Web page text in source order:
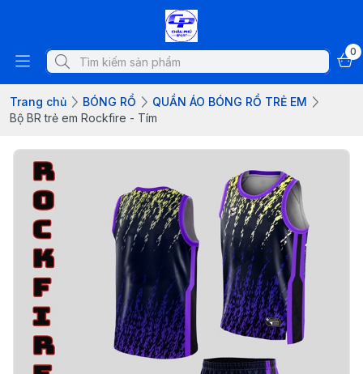
0
Trang chủ BÓNG RỔ
QUẦN ÁO BÓNG RỔ TRẺ EM
Bộ BR trẻ em Rockfire - Tím